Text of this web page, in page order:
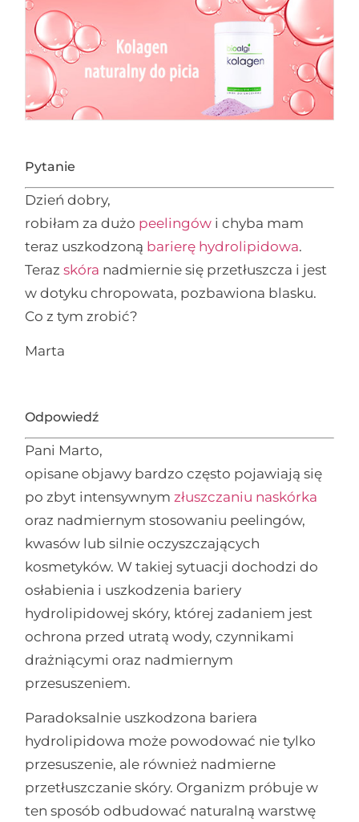
Pytanie
Dzień dobry,
robiłam za dużo peelingów i chyba mam
teraz uszkodzoną barierę hydrolipidowa.
Terazskóra nadmiernie się przetłuszcza i jest
w dotyku chropowata, pozbawiona blasku.
Co z tym zrobić?
Marta
Odpowiedź
Pani Marto,
opisane objawy bardzo często pojawiają się
po zbyt intensywnymzłuszczaniu naskórka
oraz nadmiernym stosowaniu peelingów,
kwasów lub silnie oczyszczających
kosmetyków. W takiej sytuacji dochodzi do
osłabienia i uszkodzenia bariery
hydrolipidowej skóry, której zadaniem jest
ochrona przed utratą wody, czynnikami
drażniącymi oraz nadmiernym
przesuszeniem.
Paradoksalnie uszkodzona bariera
hydrolipidowa może powodować nie tylko
przesuszenie, ale również nadmierne
przetłuszczanie skóry. Organizm próbuje w
ten sposób odbudować naturalną warstwę